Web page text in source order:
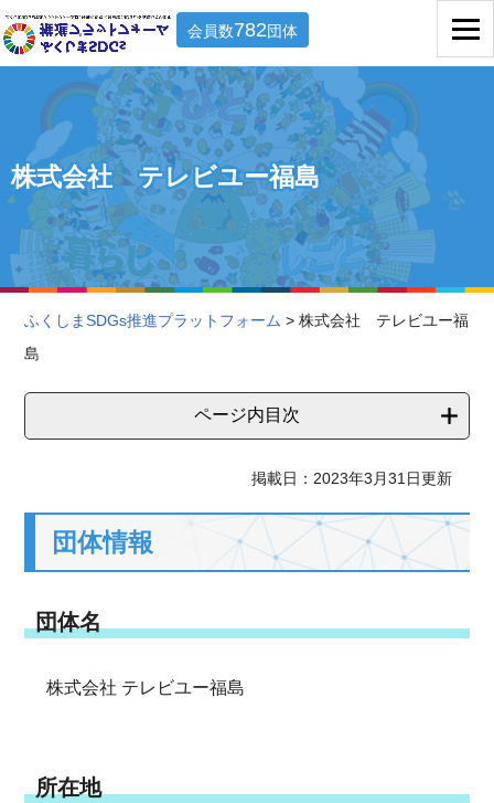
会員数782団体
株式会社 テレビユー福島
ふくしまSDGs推進プラットフォーム > 株式会社 テレビユー福
島
ページ内目次
掲載日：2023年3月31日更新
団体情報
団体名
株式会社 テレビユー福島
所在地